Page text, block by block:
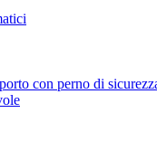
con perno di